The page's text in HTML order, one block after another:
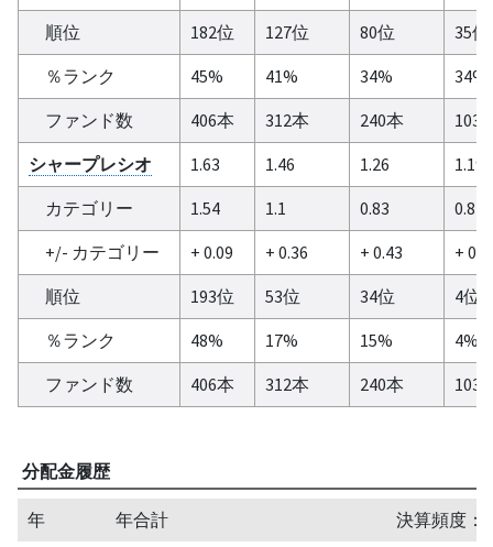
順位
182位 127位 80位
35位
％ランク
45% 41% 34%
34%
ファンド数
406本 312本 240本
103
シャープレシオ
1.63 1.46 1.26
1.19
カテゴリー
1.54 1.1 0.83
0.84
+/- カテゴリー
+ 0.09 + 0.36 + 0.43
+
順位
193位 53位 34位
4位
％ランク
48% 17% 15%
4%
ファンド数
406本 312本 240本 103
分配金履歴
年 年合計
決算頻度：